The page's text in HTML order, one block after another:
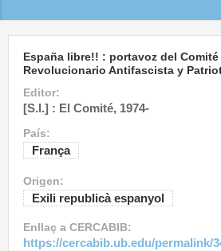
España libre!! : portavoz del Comité
Revolucionario Antifascista y
Editor:
[S.l.] : El Comité, 1974-
País:
França
Origen:
Exili republicà espanyol
Enllaç a CERCABIB:
https://cercabib.ub.edu/permalink/